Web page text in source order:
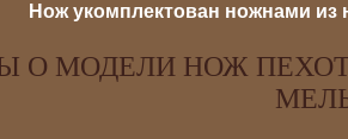
Нож укомплектован ножнами из
О МОДЕЛИ НОЖ